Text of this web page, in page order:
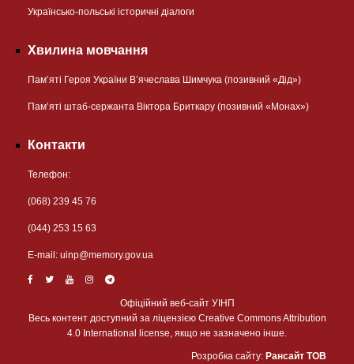
Українсько-польські історичні діалоги
Хвилина мовчання
Пам’яті Героя України В’ячеслава Шимчука (позивний «Дід»)
Пам’яті штаб-сержанта Віктора Бриткару (позивний «Монах»)
Контакти
Телефон:
(068) 239 45 76
(044) 253 15 63
Е-mail: uinp@memory.gov.ua
Офіційний веб-сайт УІНП
Весь контент доступний за ліцензією Creative Commons Attribution
4.0 International license, якщо не зазначено інше.
Розробка сайту: Рансайт ТОВ